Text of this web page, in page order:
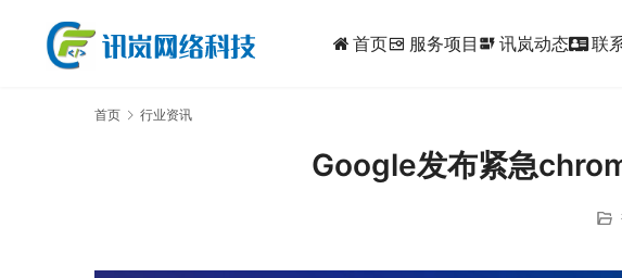
首页 服务项目 dynamic_form 讯岚动态 联
首页 行业资讯
Google发布紧急